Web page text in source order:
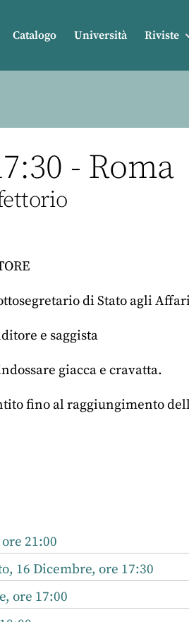
Catalogo Università Riviste
- Roma
di Stato agli
e saggista
giacca e cravatta.
fino al raggiungimento
21:00
16 Dicembre, ore 17:30
ore 17:00